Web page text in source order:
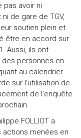
pas avoir ni
de gare de TGV,
soutien plein et
être en accord sur
Aussi, ils ont
des personnes en
au calendrier
sur l’utilisation de
de l’enquête
FOLLIOT a
actions menées en